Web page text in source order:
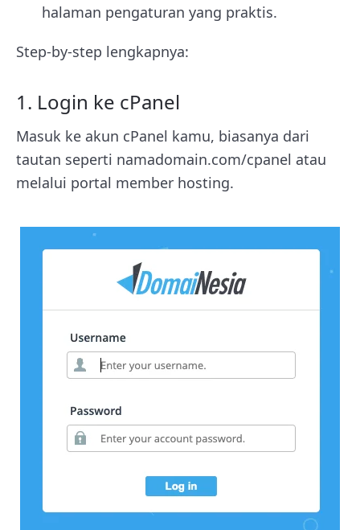
halaman pengaturan yang praktis.
Step-by-step lengkapnya:
1. Login ke cPanel
Masuk ke akun cPanel kamu, biasanya dari
tautan seperti namadomain.com/cpanel atau
melalui portal member hosting.